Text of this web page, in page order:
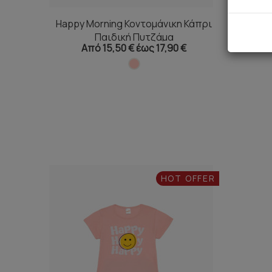
Happy Morning Κοντομάνικη Κάπρι
Παιδική Πυτζάμα
Από 15,50 € έως 17,90 €
HOT OFFER